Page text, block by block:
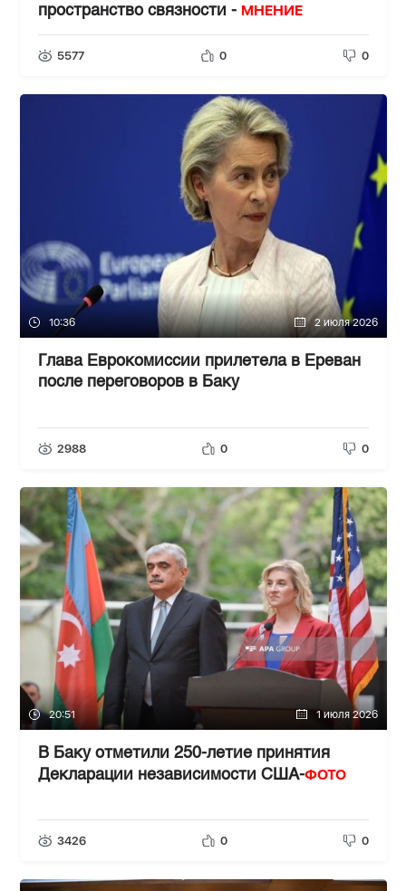
пространство связности - МНЕНИЕ
5577 0 0
10:36 2 июля 2026
Глава Еврокомиссии прилетела в Ереван
после переговоров в Баку
2988 0 0
20:51 1 июля 2026
В Баку отметили 250-летие принятия
Декларации независимости США-ФОТО
3426 0 0